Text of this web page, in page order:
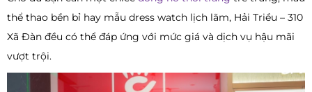
thể thao bền bỉ hay mẫu dress watch lịch lãm, Hải Triều – 310
Xã Đàn đều có thể đáp ứng với mức giá và dịch vụ hậu mãi
vượt trội.